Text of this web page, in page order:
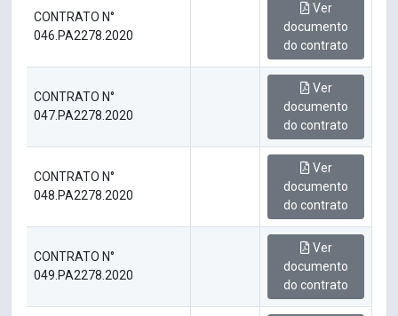
CONTRATO N°
046.PA2278.2020
Ver
documento
do contrato
CONTRATO N°
047.PA2278.2020
Ver
documento
do contrato
CONTRATO N°
048.PA2278.2020
Ver
documento
do contrato
CONTRATO N°
049.PA2278.2020
Ver
documento
do contrato